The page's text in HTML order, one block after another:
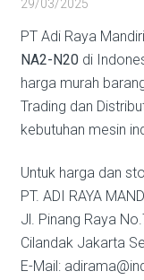
29/03/2025
PT Adi Raya
NA2-N20di
harga murah
Trading dan
kebutuhan mesin
Untuk harga dan
PT. ADI RAYA
Jl. Pinang Raya
Cilandak Jakarta
E-Mail: